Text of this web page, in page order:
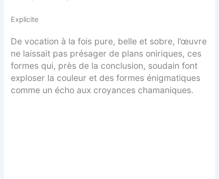
Explicite
De vocation à la fois pure, belle et sobre, l’œuvre
ne laissait pas présager de plans oniriques, ces
formes qui, près de la conclusion, soudain font
exploser la couleur et des formes énigmatiques
comme un écho aux croyances chamaniques.